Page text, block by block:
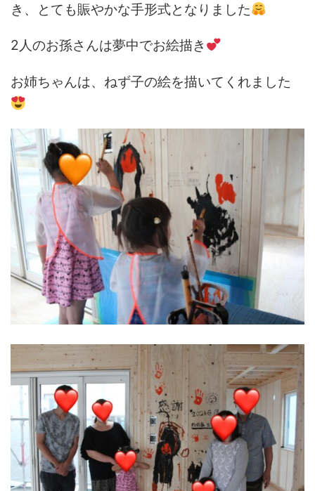
き、とても賑やかな手形式となりました
2人のお孫さんは夢中でお絵描き
お姉ちゃんは、ねず子の絵を描いてくれました